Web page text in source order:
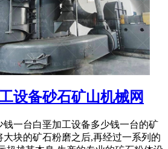
设备砂石矿山机械网
钱一台白垩加工设备多少钱一台的矿
块的矿石粉磨之后,再经过一系列的